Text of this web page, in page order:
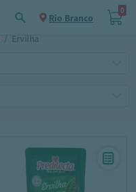
Rio Branco
0
/ Ervilha